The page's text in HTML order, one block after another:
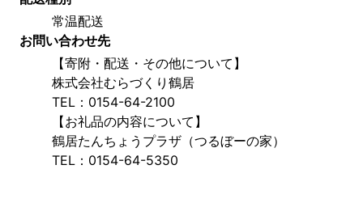
常温配送
お問い合わせ先
【寄附・配送・その他について】
株式会社むらづくり鶴居
TEL：0154-64-2100
【お礼品の内容について】
鶴居たんちょうプラザ（つるぼーの家）
TEL：0154-64-5350